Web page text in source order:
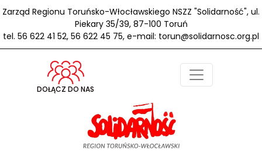
Zarząd Regionu Toruńsko-Włocławskiego NSZZ "Solidarność", ul.
Piekary 35/39, 87-100 Toruń
tel. 56 622 41 52, 56 622 45 75, e-mail: torun@solidarnosc.org.pl
DOŁĄCZ DO NAS